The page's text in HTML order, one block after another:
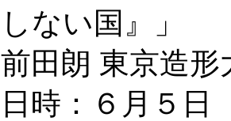
しない国』」
前田朗 東京造形
日時：６月５日